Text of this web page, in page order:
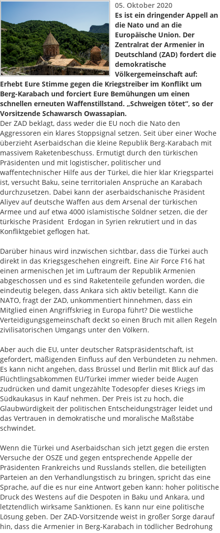
05. Oktober 2020
Es ist ein dringender Appell an
die Nato und an die
Europäische Union. Der
Zentralrat der Armenier in
Deutschland (ZAD) fordert die
demokratische
Völkergemeinschaft auf:
Erhebt Eure Stimme gegen die Kriegstreiber im Konflikt um
Berg-Karabach und forciert Eure Bemühungen um einen
schnellen erneuten Waffenstillstand. „Schweigen tötet“, so der
Vorsitzende Schawarsch Owassapian.
Der ZAD beklagt, dass weder die EU noch die Nato den
Aggressoren ein klares Stoppsignal setzen. Seit über einer Woche
überzieht Aserbaidschan die kleine Republik Berg-Karabach mit
massivem Raketenbeschuss. Ermutigt durch den türkischen
Präsidenten und mit logistischer, politischer und
waffentechnischer Hilfe aus der Türkei, die hier klar Kriegspartei
ist, versucht Baku, seine territorialen Ansprüche an Karabach
durchzusetzen. Dabei kann der aserbaidschanische Präsident
Aliyev auf deutsche Waffen aus dem Arsenal der türkischen
Armee und auf etwa 4000 islamistische Söldner setzen, die der
türkische Präsident Erdogan in Syrien rekrutiert und in das
Konfliktgebiet geflogen hat.
Darüber hinaus wird inzwischen sichtbar, dass die Türkei auch
direkt in das Kriegsgeschehen eingreift. Eine Air Force F16 hat
einen armenischen Jet im Luftraum der Republik Armenien
abgeschossen und es sind Raketenteile gefunden worden, die
eindeutig belegen, dass Ankara sich aktiv beteiligt. Kann die
NATO, fragt der ZAD, unkommentiert hinnehmen, dass ein
Mitglied einen Angriffskrieg in Europa führt? Die westliche
Verteidigungsgemeinschaft deckt so einen Bruch mit allen Regeln
zivilisatorischen Umgangs unter den Völkern.
Aber auch die EU, unter deutscher Ratspräsidentschaft, ist
gefordert, mäßigenden Einfluss auf den Verbündeten zu nehmen.
Es kann nicht angehen, dass Brüssel und Berlin mit Blick auf das
Flüchtlingsabkommen EU/Türkei immer wieder beide Augen
zudrücken und damit ungezählte Todesopfer dieses Kriegs im
Südkaukasus in Kauf nehmen. Der Preis ist zu hoch, die
Glaubwürdigkeit der politischen Entscheidungsträger leidet und
das Vertrauen in demokratische und moralische Maßstäbe
schwindet.
Wenn die Türkei und Aserbaidschan sich jetzt gegen die ersten
Versuche der OSZE und gegen entsprechende Appelle der
Präsidenten Frankreichs und Russlands stellen, die beteiligten
Parteien an den Verhandlungstisch zu bringen, spricht das eine
Sprache, auf die es nur eine Antwort geben kann: hoher politische
Druck des Westens auf die Despoten in Baku und Ankara, und
letztendlich wirksame Sanktionen. Es kann nur eine politische
Lösung geben. Der ZAD-Vorsitzende weist in großer Sorge darauf
hin, dass die Armenier in Berg-Karabach in tödlicher Bedrohung